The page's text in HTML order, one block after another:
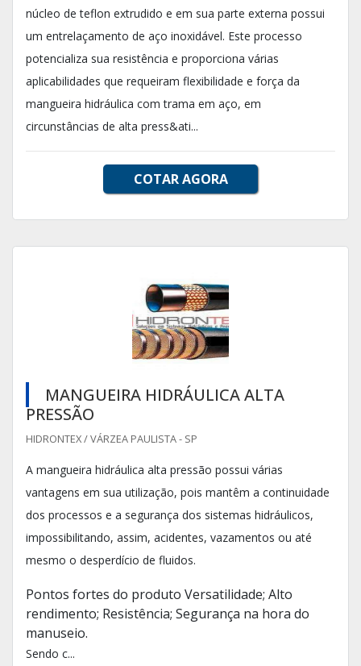
núcleo de teflon extrudido e em sua parte externa possui
um entrelaçamento de aço inoxidável. Este processo
potencializa sua resistência e proporciona várias
aplicabilidades que requeiram flexibilidade e força da
mangueira hidráulica com trama em aço, em
circunstâncias de alta press&ati...
COTAR AGORA
MANGUEIRA HIDRÁULICA ALTA
PRESSÃO
HIDRONTEX / VÁRZEA PAULISTA - SP
A mangueira hidráulica alta pressão possui várias
vantagens em sua utilização, pois mantêm a continuidade
dos processos e a segurança dos sistemas hidráulicos,
impossibilitando, assim, acidentes, vazamentos ou até
mesmo o desperdício de fluidos.
Pontos fortes do produto Versatilidade; Alto
rendimento; Resistência; Segurança na hora do
manuseio.
Sendo c...